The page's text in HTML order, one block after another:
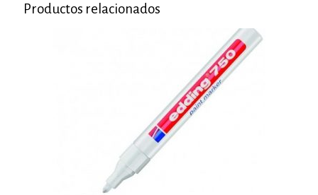
Productos relacionados